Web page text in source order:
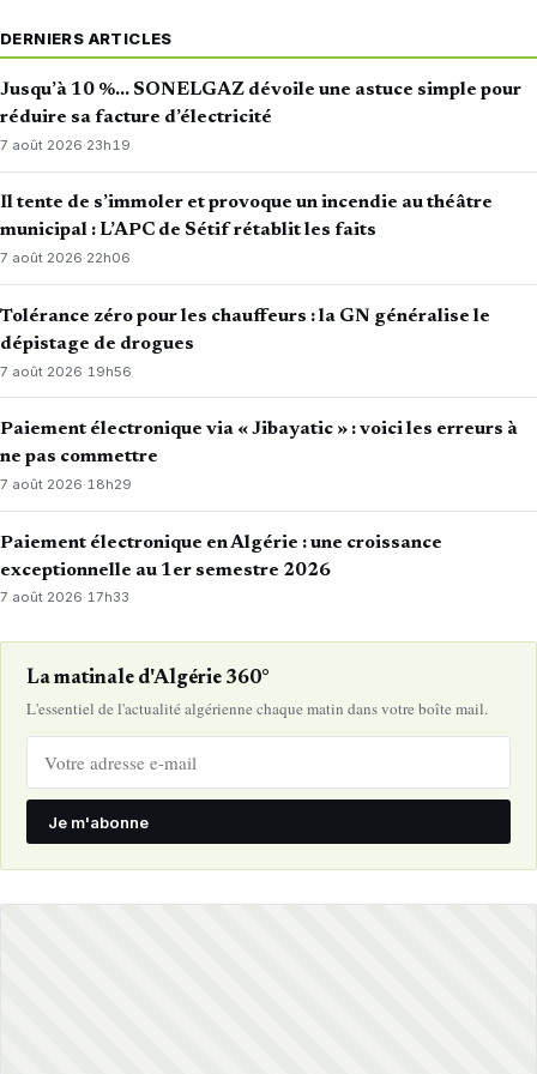
DERNIERS ARTICLES
Jusqu’à 10 %… SONELGAZ dévoile une astuce simple pour
réduire sa facture d’électricité
7 août 2026·23h19
Il tente de s’immoler et provoque un incendie au théâtre
municipal : L’APC de Sétif rétablit les faits
7 août 2026·22h06
Tolérance zéro pour les chauffeurs : la GN généralise le
dépistage de drogues
7 août 2026· 19h56
Paiement électronique via « Jibayatic » : voici les erreurs à
ne pas commettre
7 août 2026·18h29
Paiement électronique en Algérie : une croissance
exceptionnelle au 1er semestre 2026
7 août 2026·17h33
La matinale d'Algérie 360°
L'essentiel de l'actualité algérienne chaque matin dans votre boîte mail.
Je m'abonne